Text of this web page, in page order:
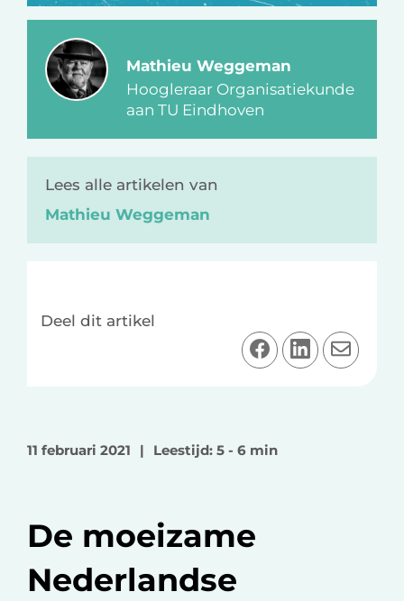
Mathieu Weggeman
Hoogleraar Organisatiekunde
aan TU Eindhoven
Lees alle artikelen van
Mathieu Weggeman
Deel dit artikel
D
e
o
D
e
D
e
11 februari 2021 | Leestijd: 5 - 6 min
De moeizame
Nederlandse